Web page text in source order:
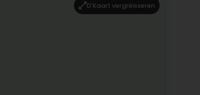
D'Kaart vergréisseren